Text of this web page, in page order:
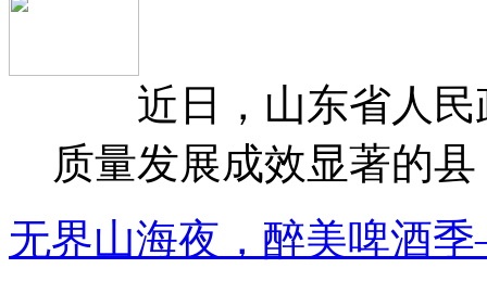
近日，山东省人民
质量发展成效显著的
无界山海夜，醉美啤酒